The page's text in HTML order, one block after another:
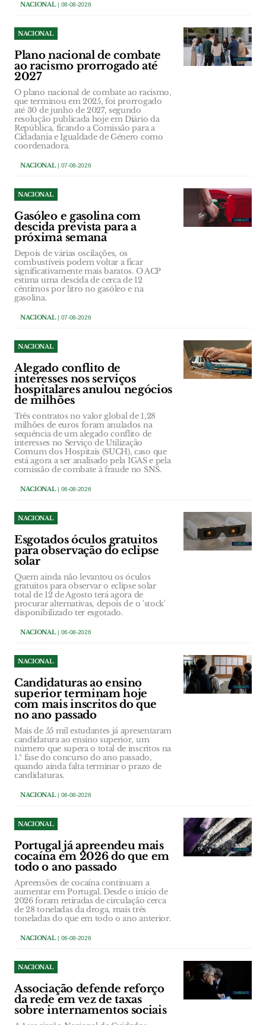
NACIONAL| 08-08-2026
NACIONAL
Plano nacional de combate
ao racismo prorrogado até
2027
O plano nacional de combate ao racismo,
que terminou em 2025, foi prorrogado
até 30 de junho de 2027, segundo
resolução publicada hoje em Diário da
República, ficando a Comissão para a
Cidadania e Igualdade de Género como
coordenadora.
NACIONAL| 07-08-2026
NACIONAL
Gasóleo e gasolina com
descida prevista para a
próxima semana
Depois de várias oscilações, os
combustíveis podem voltar a ficar
significativamente mais baratos. O ACP
estima uma descida de cerca de 12
cêntimos por litro no gasóleo e na
gasolina.
NACIONAL| 07-08-2026
NACIONAL
Alegado conflito de
interesses nos serviços
hospitalares anulou negócios
de milhões
Três contratos no valor global de 1,28
milhões de euros foram anulados na
sequência de um alegado conflito de
interesses no Serviço de Utilização
Comum dos Hospitais (SUCH), caso que
está agora a ser analisado pela IGAS e pela
comissão de combate à fraude no SNS.
NACIONAL| 06-08-2026
NACIONAL
Esgotados óculos gratuitos
para observação do eclipse
solar
Quem ainda não levantou os óculos
gratuitos para observar o eclipse solar
total de 12 de Agosto terá agora de
procurar alternativas, depois de o 'stock'
disponibilizado ter esgotado.
NACIONAL| 06-08-2026
NACIONAL
Candidaturas ao ensino
superior terminam hoje
com mais inscritos do que
no ano passado
Mais de 55 mil estudantes já apresentaram
candidatura ao ensino superior, um
número que supera o total de inscritos na
1.ª fase do concurso do ano passado,
quando ainda falta terminar o prazo de
candidaturas.
NACIONAL| 06-08-2026
NACIONAL
Portugal já apreendeu mais
cocaína em 2026 do que em
todo o ano passado
Apreensões de cocaína continuam a
aumentar em Portugal. Desde o início de
2026 foram retiradas de circulação cerca
de 28 toneladas da droga, mais três
toneladas do que em todo o ano anterior.
NACIONAL| 06-08-2026
NACIONAL
Associação defende reforço
da rede em vez de taxas
sobre internamentos sociais